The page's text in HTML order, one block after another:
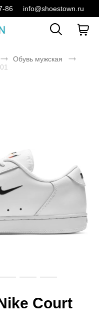
86 info@shoestown.ru
Обувь мужская
Court